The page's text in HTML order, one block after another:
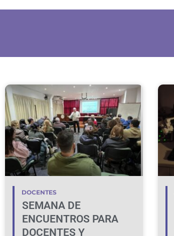
DOCENTES
SEMANA DE
ENCUENTROS PARA
DOCENTES Y